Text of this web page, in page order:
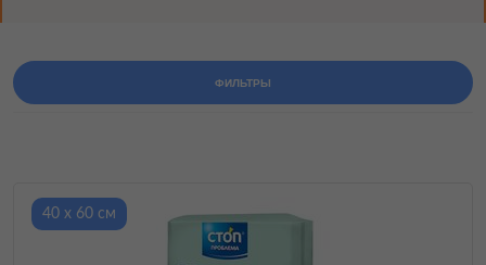
ФИЛЬТРЫ
40 х 60 см